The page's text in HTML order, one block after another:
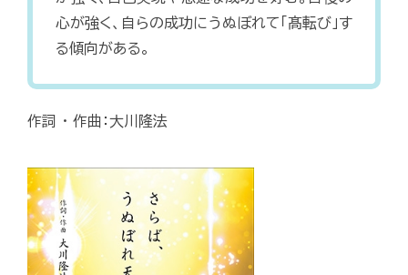
心が強く、自らの成功にうぬぼれて「髙転び」す
る傾向がある。
作詞 ・ 作曲：大川隆法